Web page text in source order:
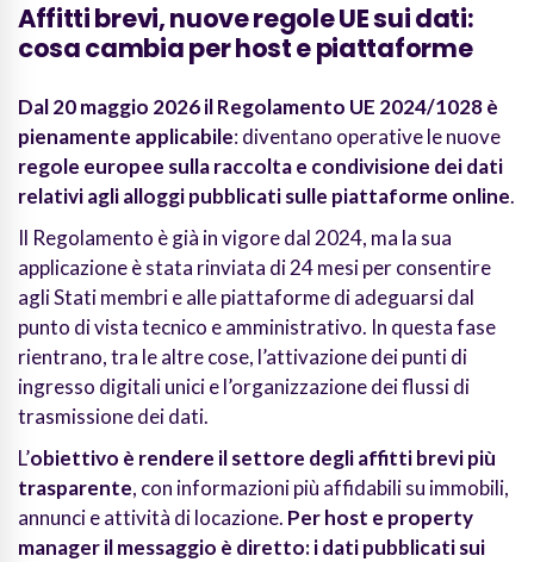
Affitti brevi, nuove regole UE sui dati:
cosa cambia per host e piattaforme
Dal 20 maggio 2026 il Regolamento UE 2024/1028 è
pienamente applicabile: diventano operative le nuove
regole europee sulla raccolta e condivisione dei dati
relativi agli alloggi pubblicati sulle piattaforme online.
Il Regolamento è già in vigore dal 2024, ma la sua
applicazione è stata rinviata di 24 mesi per consentire
agli Stati membri e alle piattaforme di adeguarsi dal
punto di vista tecnico e amministrativo. In questa fase
rientrano, tra le altre cose, l’attivazione dei punti di
ingresso digitali unici e l’organizzazione dei flussi di
trasmissione dei dati.
L’obiettivo è rendere il settore degli affitti brevi più
trasparente, con informazioni più affidabili su immobili,
annunci e attività di locazione. Per host e property
manager il messaggio è diretto: i dati pubblicati sui